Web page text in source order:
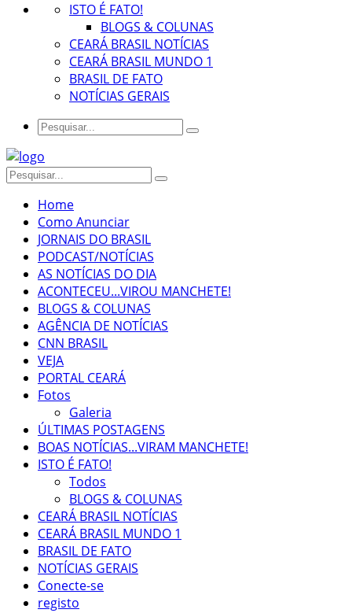
ISTO É FATO!
BLOGS & COLUNAS
CEARÁ BRASIL NOTÍCIAS
CEARÁ BRASIL MUNDO 1
BRASIL DE FATO
NOTÍCIAS GERAIS
Home
Como Anunciar
JORNAIS DO BRASIL
PODCAST/NOTÍCIAS
AS NOTÍCIAS DO DIA
ACONTECEU...VIROU MANCHETE!
BLOGS & COLUNAS
AGÊNCIA DE NOTÍCIAS
CNN BRASIL
VEJA
PORTAL CEARÁ
Fotos
Galeria
ÚLTIMAS POSTAGENS
BOAS NOTÍCIAS...VIRAM MANCHETE!
ISTO É FATO!
Todos
BLOGS & COLUNAS
CEARÁ BRASIL NOTÍCIAS
CEARÁ BRASIL MUNDO 1
BRASIL DE FATO
NOTÍCIAS GERAIS
Conecte-se
registo